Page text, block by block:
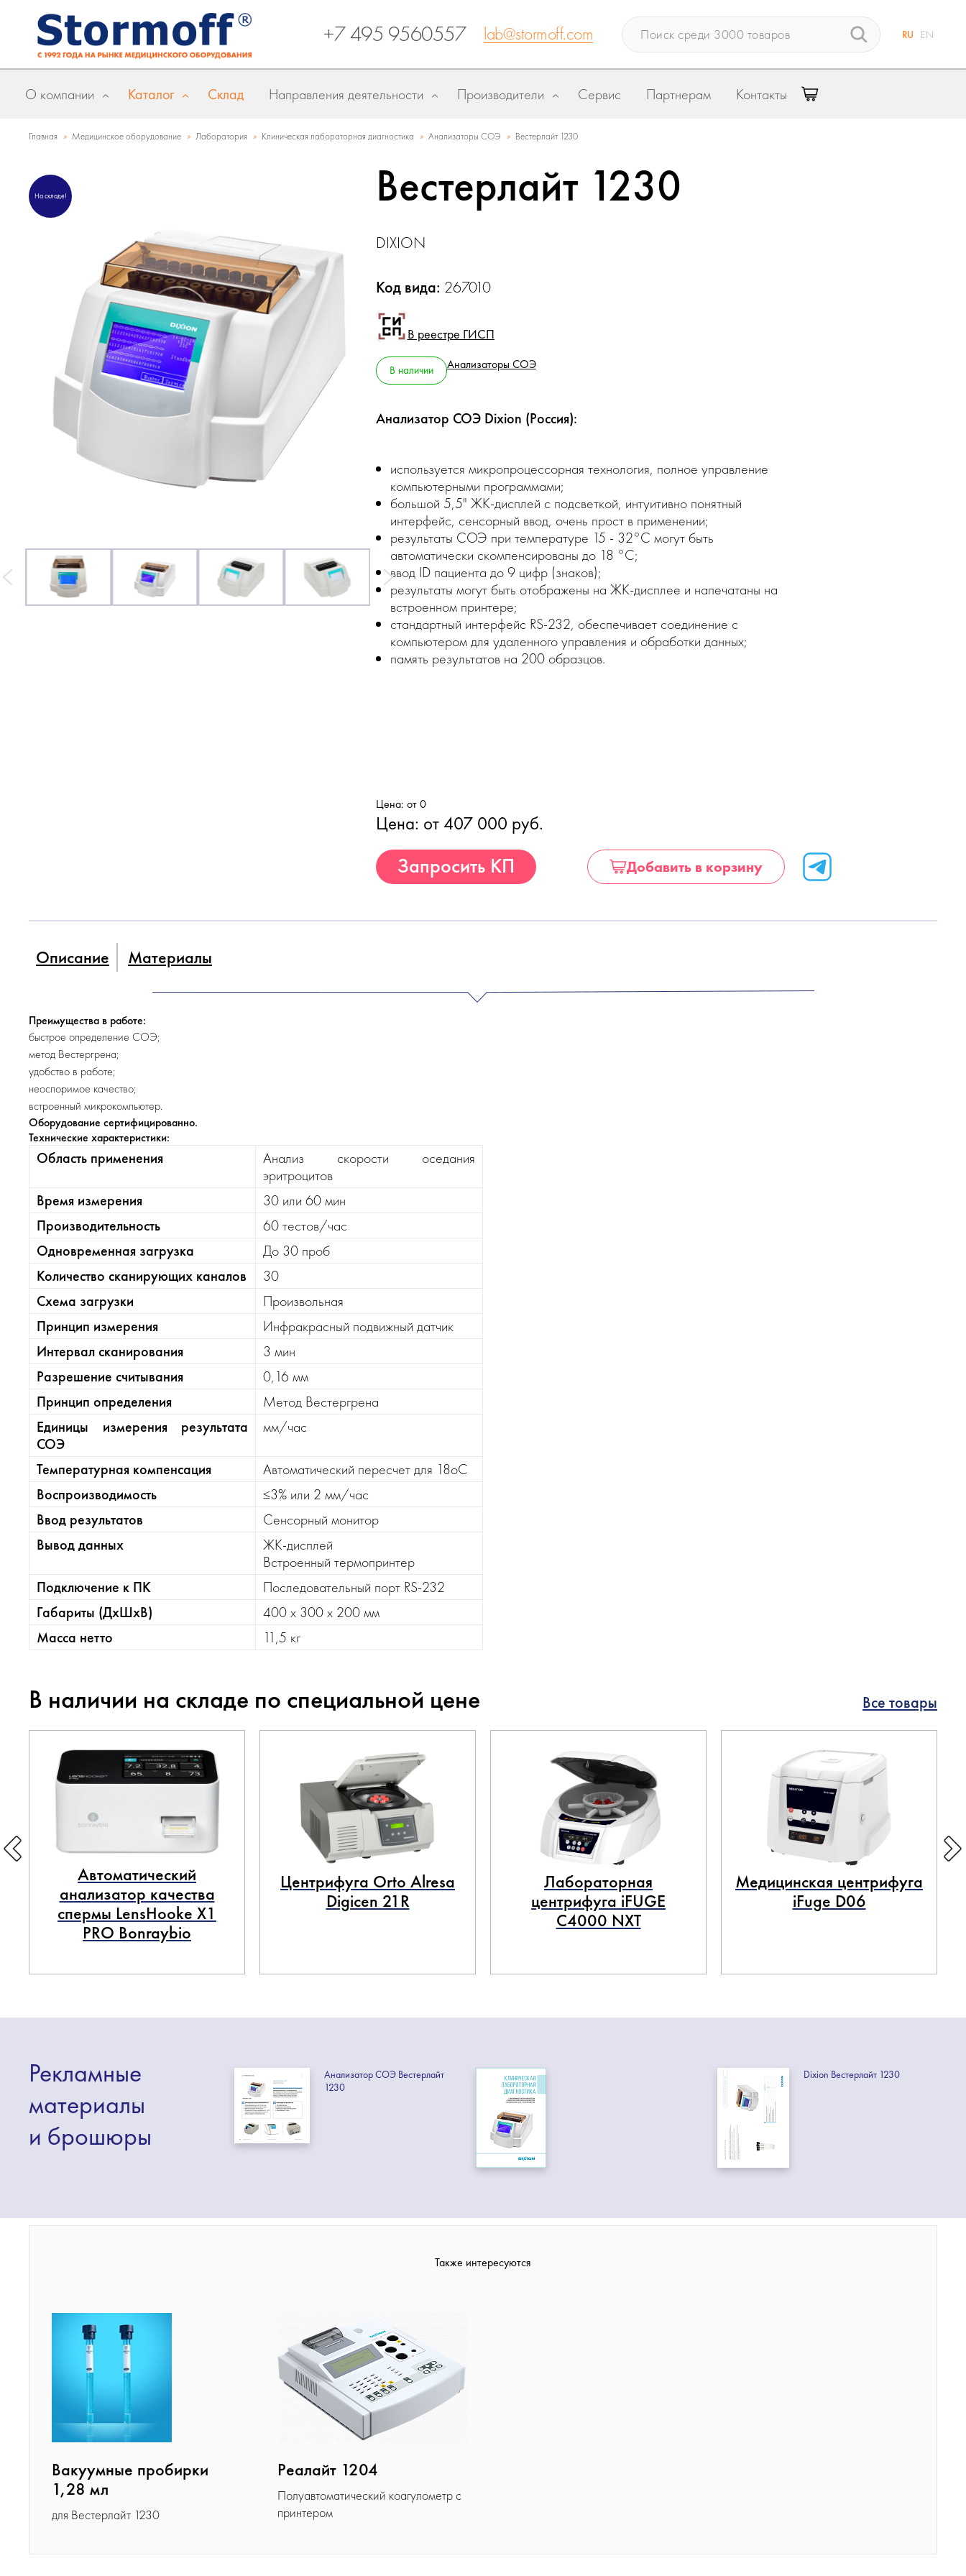
+7 495 9560557 lab@stormoff.com RU EN
О компании Каталог Склад Направления деятельности Производители Сервис Партнерам Контакты
Главная » Медицинское оборудование » Лаборатория » Клиническая лабораторная диагностика » Анализаторы СОЭ » Вестерлайт 1230
На складе! Вестерлайт 1230
DIXION
Код вида: 267010
В реестре ГИСП
В наличии Анализаторы СОЭ
Анализатор СОЭ Dixion (Россия):
используется микропроцессорная технология, полное управление
компьютерными программами;
большой 5,5" ЖК-дисплей с подсветкой, интуитивно понятный
интерфейс, сенсорный ввод, очень прост в применении;
результаты СОЭ при температуре 15 - 32°С могут быть
автоматически скомпенсированы до 18 °С;
ввод ID пациента до 9 цифр (знаков);
результаты могут быть отображены на ЖК-дисплее и напечатаны на
встроенном принтере;
стандартный интерфейс RS-232, обеспечивает соединение с
компьютером для удаленного управления и обработки данных;
память результатов на 200 образцов.
Цена: от 0
Цена: от 407 000 руб.
Запросить КП Добавить в корзину
Описание Материалы
Преимущества в работе:
быстрое определение СОЭ;
метод Вестергрена;
удобство в работе;
неоспоримое качество;
встроенный микрокомпьютер.
Оборудование сертифицированно.
Технические характеристики:
Область применения
Анализ скорости оседания
эритроцитов
Время измерения
30 или 60 мин
Производительность
60 тестов/час
Одновременная загрузка
До 30 проб
Количество сканирующих каналов
30
Схема загрузки
Произвольная
Принцип измерения
Инфракрасный подвижный датчик
Интервал сканирования
3 мин
Разрешение считывания
0,16 мм
Принцип определения
Метод Вестергрена
Единицы измерения результата
СОЭ
мм/час
Температурная компенсация
Автоматический пересчет для 18оС
Воспроизводимость
≤3% или 2 мм/час
Ввод результатов
Сенсорный монитор
Вывод данных
ЖК-дисплей
Встроенный термопринтер
Подключение к ПК
Последовательный порт RS-232
Габариты (ДхШхВ)
400 х 300 х 200 мм
Масса нетто
11,5 кг
В наличии на складе по специальной цене Все товары
Автоматический
анализатор качества
спермы LensHooke X1
PRO Bonraybio
Центрифуга Orto Alresa
Digicen 21R
Лабораторная
центрифуга iFUGE
C4000 NXT
Медицинская центрифуга
iFuge D06
Рекламные
материалы
и брошюры
Анализатор СОЭ Вестерлайт
1230
Dixion Вестерлайт 1230
Также интересуются
Вакуумные пробирки
1,28 мл
для Вестерлайт 1230
Реалайт 1204
Полуавтоматический коагулометр с
принтером